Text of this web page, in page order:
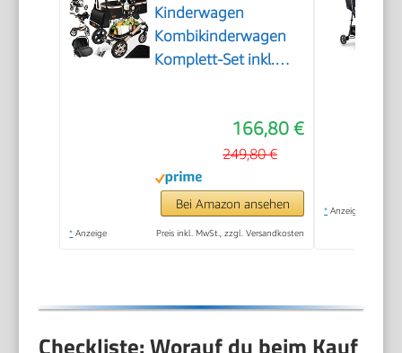
Kinderwagen
Kombikinderwagen
Komplett-Set inkl.
Babyschale Voll-
Gummireifen
Wickeltasche
Regenschutz
166,80 €
249,80 €
Bei Amazon ansehen
* Anzeige Preis inkl. MwSt., zzgl. Versandkosten
* Anzeige